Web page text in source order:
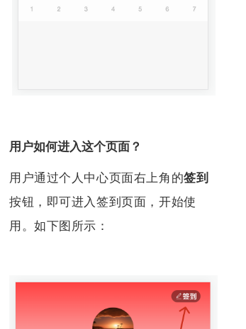
用户如何进入这个页面？
用户通过个人中心页面右上角的签到
按钮，即可进入签到页面，开始使
用。如下图所示：